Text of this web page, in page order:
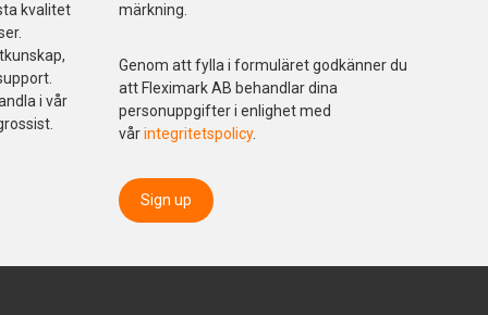
kvalitet
i vår
märkning.
Genom att fylla i formuläret godkänner du
att Fleximark AB behandlar dina
personuppgifter i enlighet med
vårintegritetspolicy.
Sign up